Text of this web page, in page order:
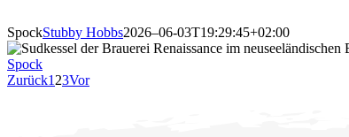
SpockStubby Hobbs2026–06-03T19:29:45+02:00
Spock
Zurück1 23Vor